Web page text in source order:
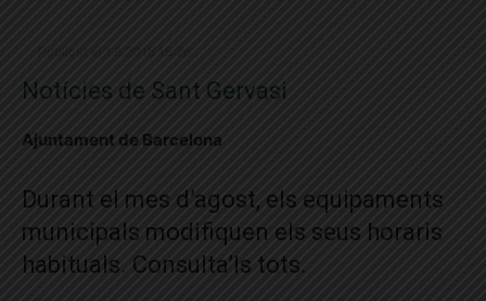
Notícies de Sant Gervasi
Ajuntament de Barcelona
Durant el mes d’agost, els equipaments
municipals modifiquen els seus horaris
habituals. Consulta’ls tots.